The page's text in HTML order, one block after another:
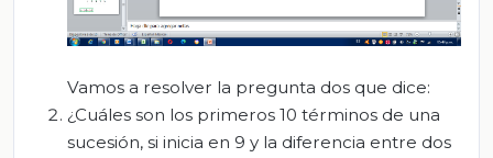
Vamos a resolver la pregunta dos que dice:
¿Cuáles son los primeros 10 términos de una
sucesión, si inicia en 9 y la diferencia entre dos